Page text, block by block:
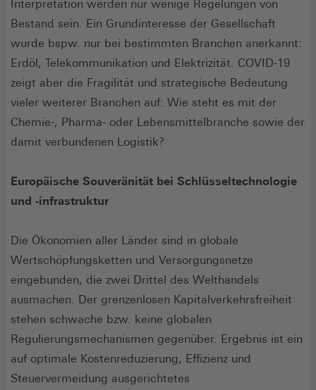
Interpretation werden nur wenige Regelungen von
Bestand sein. Ein Grundinteresse der Gesellschaft
wurde bspw. nur bei bestimmten Branchen anerkannt:
Erdöl, Telekommunikation und Elektrizität. COVID-19
zeigt aber die Fragilität und strategische Bedeutung
vieler weiterer Branchen auf: Wie steht es mit der
Chemie-, Pharma- oder Lebensmittelbranche sowie der
damit verbundenen Logistik?
Europäische Souveränität bei Schlüsseltechnologie
und -infrastruktur
Die Ökonomien aller Länder sind in globale
Wertschöpfungsketten und Versorgungsnetze
eingebunden, die zwei Drittel des Welthandels
ausmachen. Der grenzenlosen Kapitalverkehrsfreiheit
stehen schwache bzw. keine globalen
Regulierungsmechanismen gegenüber. Ergebnis ist ein
auf optimale Kostenreduzierung, Effizienz und
Steuervermeidung ausgerichtetes